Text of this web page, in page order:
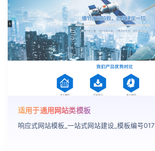
适用于通用网站类模板
响应式网站模板_一站式网站建设_模板编号017